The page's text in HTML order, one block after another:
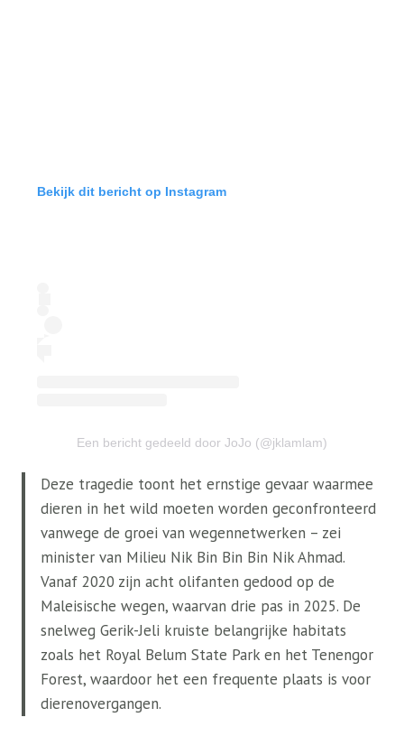
Bekijk dit bericht op Instagram
Een bericht gedeeld door JoJo (@jklamlam)
Deze tragedie toont het ernstige gevaar waarmee
dieren in het wild moeten worden geconfronteerd
vanwege de groei van wegennetwerken – zei
minister van Milieu Nik Bin Bin Bin Nik Ahmad.
Vanaf 2020 zijn acht olifanten gedood op de
Maleisische wegen, waarvan drie pas in 2025. De
snelweg Gerik-Jeli kruiste belangrijke habitats
zoals het Royal Belum State Park en het Tenengor
Forest, waardoor het een frequente plaats is voor
dierenovergangen.